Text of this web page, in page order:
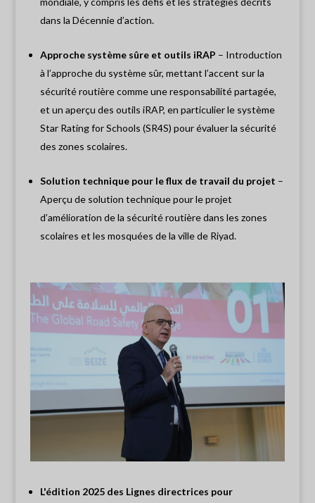
dans la Décennie d’action.
Approche système sûre et outils iRAP – Introduction
à l’approche du système sûr, mettant l’accent sur la
sécurité routière comme une responsabilité partagée,
et un aperçu des outils iRAP, en particulier le système
Star Rating for Schools (SR4S) pour évaluer la sécurité
des zones scolaires.
Solution technique pour le flux de travail du projet –
Aperçu de solution technique pour le projet
d’amélioration de la sécurité routière dans les zones
scolaires et les mosquées de la ville de Riyad.
L'édition 2025 des Lignes directrices pour